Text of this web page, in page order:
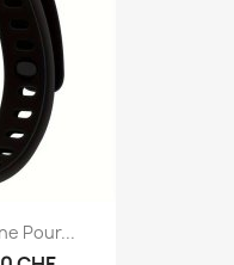
Pour...